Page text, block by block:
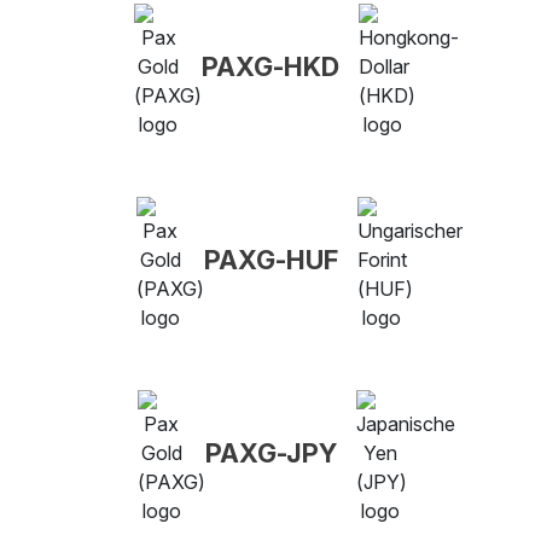
PAXG-HKD
PAXG-HUF
PAXG-JPY